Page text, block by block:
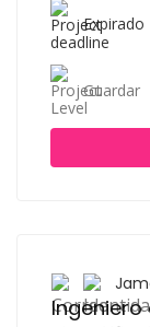
Expirado
Guardar